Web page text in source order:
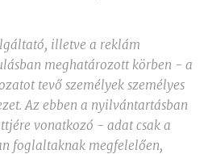
illetve a reklám
meghatározott körben - a
tevő személyek személyes
Az ebben a nyilvántartásban
vonatkozó - adat csak a
foglaltaknak megfelelően,